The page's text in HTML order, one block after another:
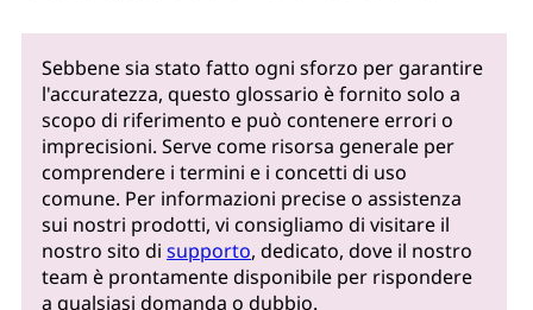
Sebbene sia stato fatto ogni sforzo per garantire
l'accuratezza, questo glossario è fornito solo a
scopo di riferimento e può contenere errori o
imprecisioni. Serve come risorsa generale per
comprendere i termini e i concetti di uso
comune. Per informazioni precise o assistenza
sui nostri prodotti, vi consigliamo di visitare il
nostro sito disupporto, dedicato, dove il nostro
team è prontamente disponibile per rispondere
a qualsiasi domanda o dubbio.